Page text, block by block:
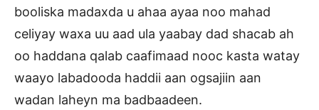
booliska madaxda u ahaa ayaa noo mahad
celiyay waxa uu aad ula yaabay dad shacab ah
oo haddana qalab caafimaad nooc kasta watay
waayo labadooda haddii aan ogsajiin aan
wadan laheyn ma badbaadeen.